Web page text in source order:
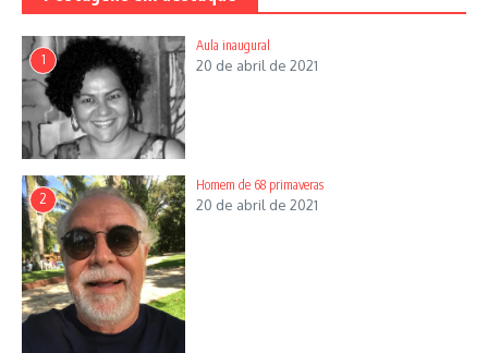
1
Aula inaugural
20 de abril de 2021
2
Homem de 68 primaveras
20 de abril de 2021